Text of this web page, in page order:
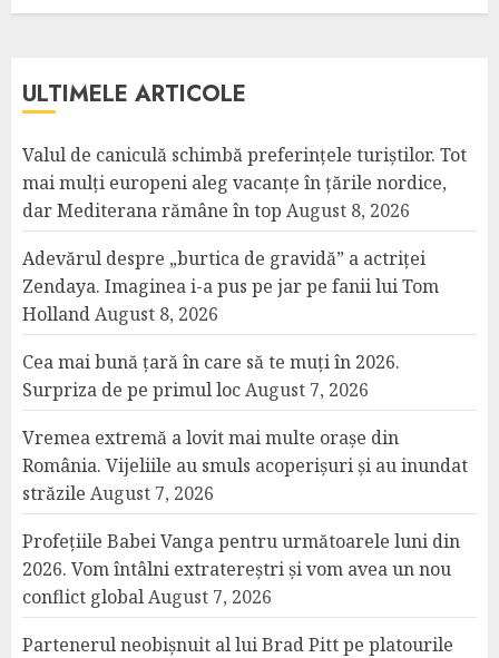
ULTIMELE ARTICOLE
Valul de caniculă schimbă preferințele turiștilor. Tot
mai mulți europeni aleg vacanțe în țările nordice,
dar Mediterana rămâne în top August 8, 2026
Adevărul despre „burtica de gravidă” a actriței
Zendaya. Imaginea i-a pus pe jar pe fanii lui Tom
HollandAugust 8, 2026
Cea mai bună țară în care să te muți în 2026.
Surpriza de pe primul locAugust 7, 2026
Vremea extremă a lovit mai multe orașe din
România. Vijeliile au smuls acoperișuri și au inundat
străzile August 7, 2026
Profețiile Babei Vanga pentru următoarele luni din
2026. Vom întâlni extratereștri și vom avea un nou
conflict globalAugust 7, 2026
Partenerul neobișnuit al lui Brad Pitt pe platourile